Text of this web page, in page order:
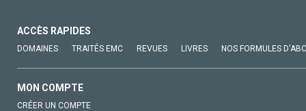
ACCÈS RAPIDES
DOMAINES TRAITÉS EMC REVUES LIVRES NOS FORMULES
MON COMPTE
CRÉER UN COMPTE